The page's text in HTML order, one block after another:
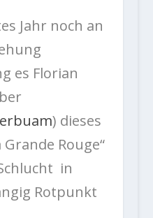
Jahr noch an
es Florian
) dieses
Grande Rouge“
in
Rotpunkt